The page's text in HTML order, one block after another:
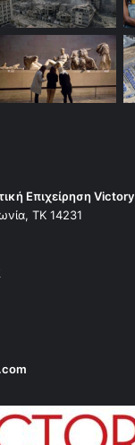
Επιχείρηση Victory
ΤΚ 14231